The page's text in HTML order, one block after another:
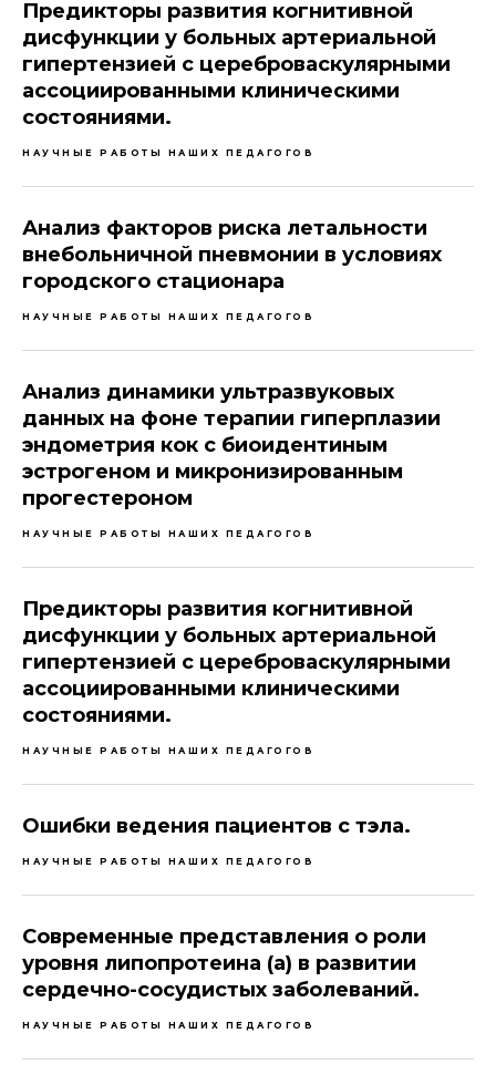
Предикторы развития когнитивной
дисфункции у больных артериальной
гипертензией с цереброваскулярными
ассоциированными клиническими
состояниями.
НАУЧНЫЕ РАБОТЫ НАШИХ ПЕДАГОГОВ
Анализ факторов риска летальности
внебольничной пневмонии в условиях
городского стационара
НАУЧНЫЕ РАБОТЫ НАШИХ ПЕДАГОГОВ
Анализ динамики ультразвуковых
данных на фоне терапии гиперплазии
эндометрия кок с биоидентиным
эстрогеном и микронизированным
прогестероном
НАУЧНЫЕ РАБОТЫ НАШИХ ПЕДАГОГОВ
Предикторы развития когнитивной
дисфункции у больных артериальной
гипертензией с цереброваскулярными
ассоциированными клиническими
состояниями.
НАУЧНЫЕ РАБОТЫ НАШИХ ПЕДАГОГОВ
Ошибки ведения пациентов с тэла.
НАУЧНЫЕ РАБОТЫ НАШИХ ПЕДАГОГОВ
Современные представления о роли
уровня липопротеина (а) в развитии
сердечно-сосудистых заболеваний.
НАУЧНЫЕ РАБОТЫ НАШИХ ПЕДАГОГОВ